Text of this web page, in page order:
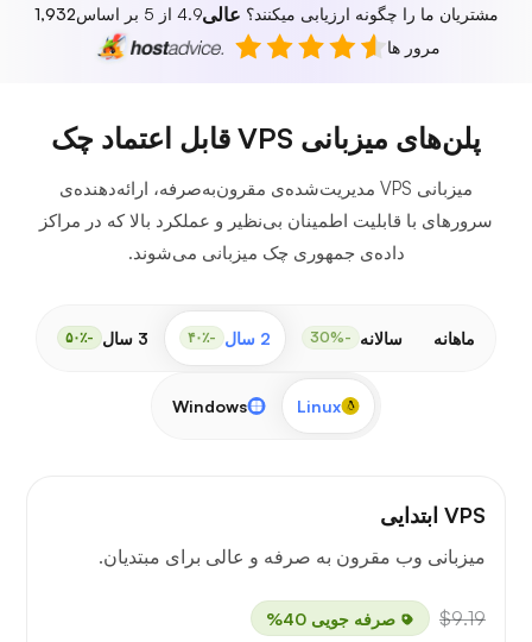
مشتریان ما را چگونه ارزیابی میکنند؟ عالی4.9 از 5 بر اساس
1,932
مرور ها
پلن‌های میزبانی VPS قابل اعتماد چک
میزبانی VPS مدیریت‌شده‌ی مقرون‌به‌صرفه، ارائه‌دهنده‌ی
سرورهای با قابلیت اطمینان بی‌نظیر و عملکرد بالا که در مراکز
داده‌ی جمهوری چک میزبانی می‌شوند.
ماهانه سالانه -30% 2 سال -۴۰٪ 3 سال -۵۰٪
Linux
Windows
VPS ابتدایی
میزبانی وب مقرون به صرفه و عالی برای مبتدیان.
$9.19 صرفه جویی 40%